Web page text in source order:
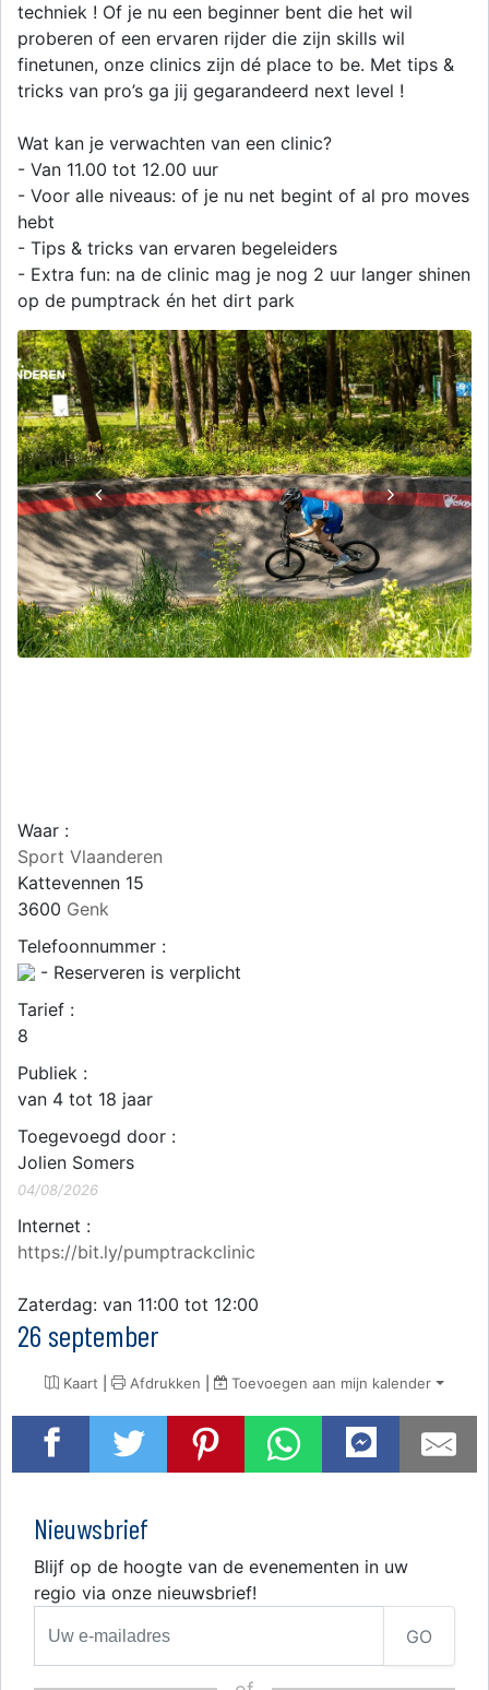
techniek ! Of je nu een beginner bent die het wil
proberen of een ervaren rijder die zijn skills wil
finetunen, onze clinics zijn dé place to be. Met tips &
tricks van pro’s ga jij gegarandeerd next level !
Wat kan je verwachten van een clinic?
- Van 11.00 tot 12.00 uur
- Voor alle niveaus: of je nu net begint of al pro moves
hebt
- Tips & tricks van ervaren begeleiders
- Extra fun: na de clinic mag je nog 2 uur langer shinen
op de pumptrack én het dirt park
Waar :
Sport Vlaanderen
Kattevennen 15
3600 Genk
Telefoonnummer :
- Reserveren is verplicht
Tarief :
8
Publiek :
van 4 tot 18 jaar
Toegevoegd door :
Jolien Somers
04/08/2026
Internet :
https://bit.ly/pumptrackclinic
Zaterdag: van 11:00 tot 12:00
26 september
Kaart | Afdrukken | Toevoegen aan mijn kalender
Nieuwsbrief
Blijf op de hoogte van de evenementen in uw
regio via onze nieuwsbrief!
GO